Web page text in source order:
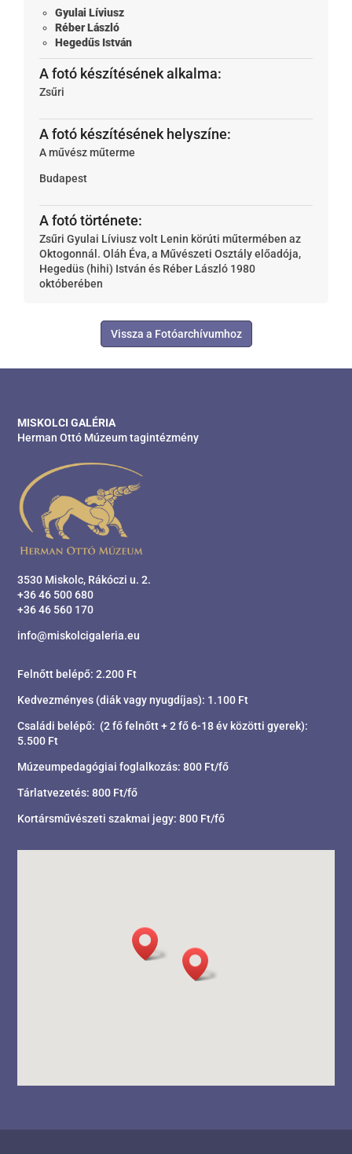
Gyulai Líviusz
Réber László
Hegedűs István
A fotó készítésének alkalma:
Zsűri
A fotó készítésének helyszíne:
A művész műterme
Budapest
A fotó története:
Zsűri Gyulai Líviusz volt Lenin körúti műtermében az
Oktogonnál. Oláh Éva, a Művészeti Osztály előadója,
Hegedüs (hihi) István és Réber László 1980
októberében
Vissza a Fotóarchívumhoz
MISKOLCI GALÉRIA
Herman Ottó Múzeum tagintézmény
3530 Miskolc, Rákóczi u. 2.
+36 46 500 680
+36 46 560 170
info@miskolcigaleria.eu
Felnőtt belépő: 2.200 Ft
Kedvezményes (diák vagy nyugdíjas): 1.100 Ft
Családi belépő: (2 fő felnőtt + 2 fő 6-18 év közötti gyerek):
5.500 Ft
Múzeumpedagógiai foglalkozás: 800 Ft/fő
Tárlatvezetés: 800 Ft/fő
Kortársművészeti szakmai jegy: 800 Ft/fő